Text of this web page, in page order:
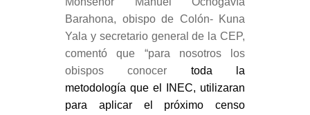
Barahona, obispo de Colón- Kuna
Yala y secretario general de la CEP,
comentó que “para nosotros los
obispos conocer toda la
metodología que el INEC, utilizaran
para aplicar el próximo censo